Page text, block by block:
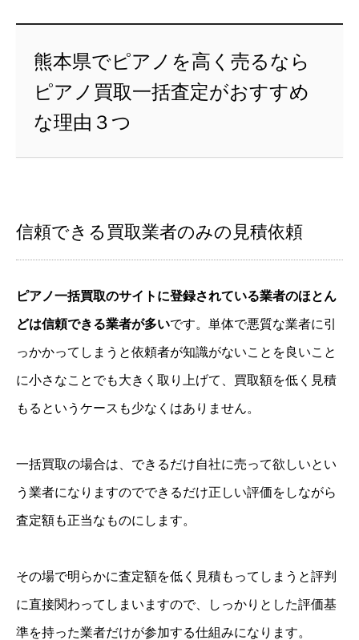
熊本県でピアノを高く売るなら
ピアノ買取一括査定がおすすめ
な理由３つ
信頼できる買取業者のみの見積依頼
ピアノ一括買取のサイトに登録されている業者のほとん
どは信頼できる業者が多いです。単体で悪質な業者に引
っかかってしまうと依頼者が知識がないことを良いこと
に小さなことでも大きく取り上げて、買取額を低く見積
もるというケースも少なくはありません。
一括買取の場合は、できるだけ自社に売って欲しいとい
う業者になりますのでできるだけ正しい評価をしながら
査定額も正当なものにします。
その場で明らかに査定額を低く見積もってしまうと評判
に直接関わってしまいますので、しっかりとした評価基
準を持った業者だけが参加する仕組みになります。